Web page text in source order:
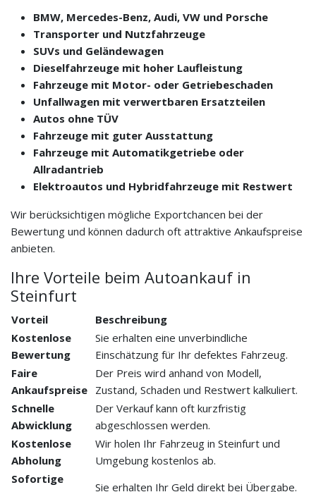
BMW, Mercedes-Benz, Audi, VW und Porsche
Transporter und Nutzfahrzeuge
SUVs und Geländewagen
Dieselfahrzeuge mit hoher Laufleistung
Fahrzeuge mit Motor- oder Getriebeschaden
Unfallwagen mit verwertbaren Ersatzteilen
Autos ohne TÜV
Fahrzeuge mit guter Ausstattung
Fahrzeuge mit Automatikgetriebe oder
Allradantrieb
Elektroautos und Hybridfahrzeuge mit Restwert
Wir berücksichtigen mögliche Exportchancen bei der
Bewertung und können dadurch oft attraktive Ankaufspreise
anbieten.
Ihre Vorteile beim Autoankauf in
Steinfurt
Vorteil
Beschreibung
Kostenlose
Bewertung
Sie erhalten eine unverbindliche
Einschätzung für Ihr defektes Fahrzeug.
Faire
Ankaufspreise
Der Preis wird anhand von Modell,
Zustand, Schaden und Restwert kalkuliert.
Schnelle
Abwicklung
Der Verkauf kann oft kurzfristig
abgeschlossen werden.
Kostenlose
Abholung
Wir holen Ihr Fahrzeug in Steinfurt und
Umgebung kostenlos ab.
Sofortige
Sie erhalten Ihr Geld direkt bei Übergabe.